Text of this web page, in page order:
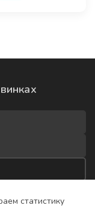
статистику